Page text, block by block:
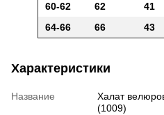
60-62
62 41
64-66
66 43
Характеристики
Название
Халат
(1009)